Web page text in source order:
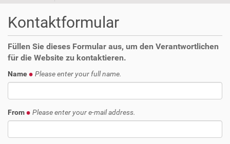
Kontaktformular
Füllen Sie dieses Formular aus, um den Verantwortlichen
für die Website zu kontaktieren.
Name Please enter your full name.
From Please enter your e-mail address.